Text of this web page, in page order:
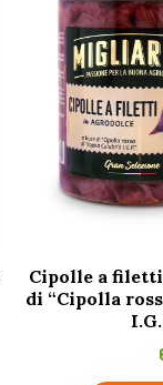
Cipolle a filetti
di “Cipolla